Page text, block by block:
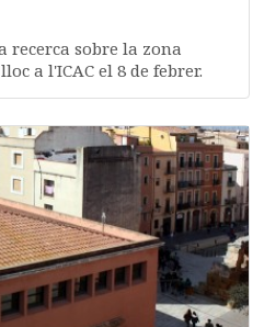
recerca sobre la zona
a l'ICAC el 8 de febrer.